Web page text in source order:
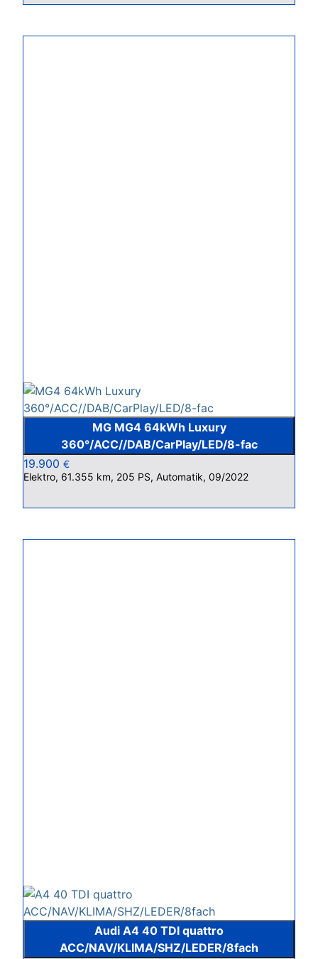
MG MG4 64kWh Luxury
360°/ACC//DAB/CarPlay/LED/8-fac
19.900 €
Elektro, 61.355 km, 205 PS, Automatik, 09/2022
Audi A4 40 TDI quattro
ACC/NAV/KLIMA/SHZ/LEDER/8fach